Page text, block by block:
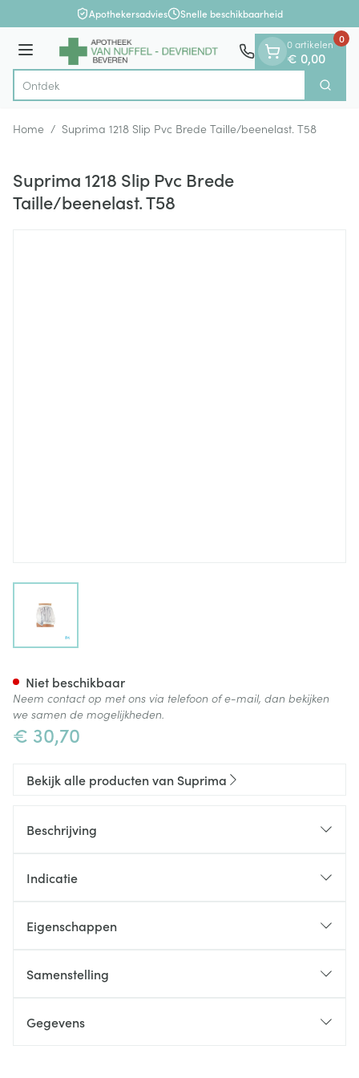
Ga naar de inhoudApothekersadvies Snelle beschikbaarheid
Menu
Product, merk, categorie...
Zoek
0 artikelen
€ 0,00
0
Home / Suprima 1218 Slip Pvc Brede Taille/beenelast. T58
Suprima 1218 Slip Pvc Brede
Taille/beenelast. T58
€ 30,70
Niet beschikbaar
Neem contact op met ons via telefoon of e-mail, dan bekijken
we samen de mogelijkheden.
Bekijk alle producten van Suprima
Beschrijving
Indicatie
Eigenschappen
Ideaal als bescherming boven
Zijnaden gelast
Sluiting
Samenstelling
Gegevens